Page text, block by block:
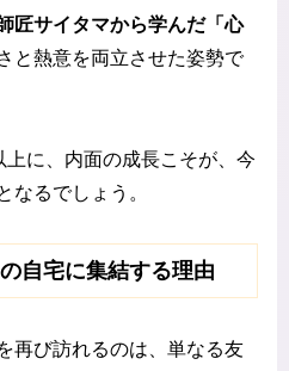
匠サイタマから学んだ「心
と熱意を両立させた姿勢で
上に、内面の成長こそが、今
なるでしょう。
自宅に集結する理由
再び訪れるのは、単なる友